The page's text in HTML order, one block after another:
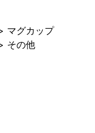
マグカップ
その他